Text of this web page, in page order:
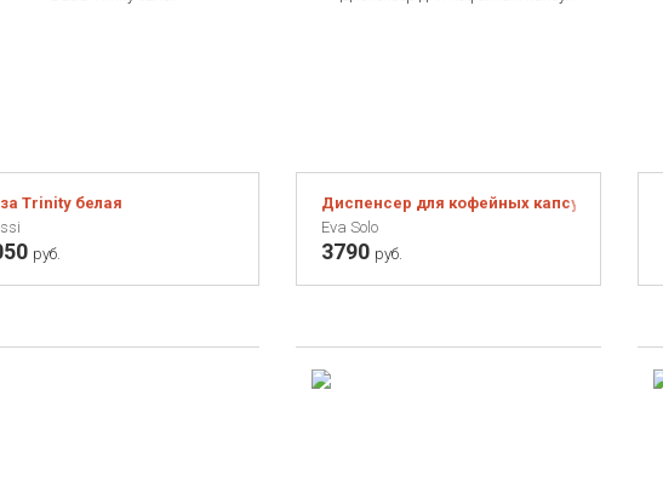
Trinity белая
руб.
Диспенсер для кофейных капсул 7,9 см
Eva Solo
3790 руб.